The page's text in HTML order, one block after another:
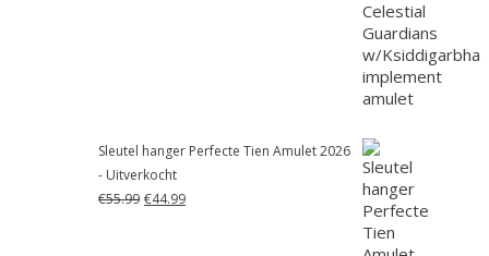
Sleutel hanger Perfecte Tien Amulet 2026
- Uitverkocht
€55.99 Oorspronkelijke
€44.99Huidige